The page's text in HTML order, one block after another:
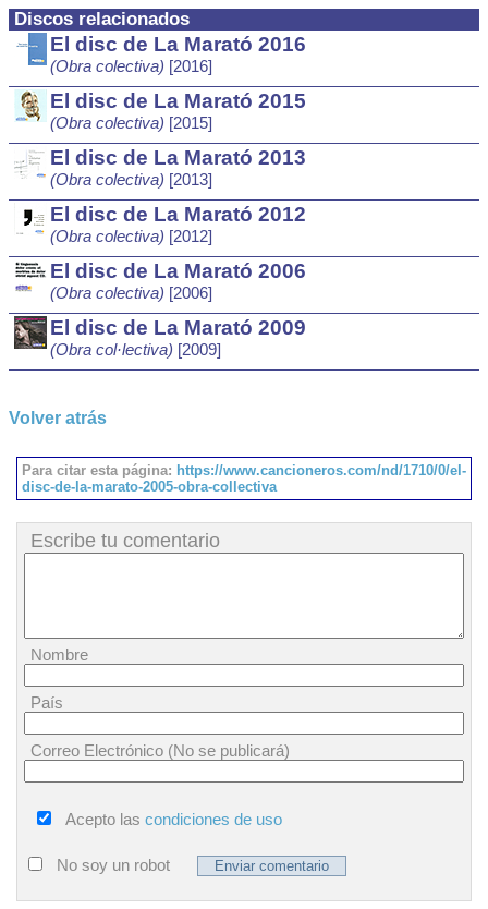
Discos relacionados
El disc de La Marató 2016
(Obra colectiva) [2016]
El disc de La Marató 2015
(Obra colectiva) [2015]
El disc de La Marató 2013
(Obra colectiva) [2013]
El disc de La Marató 2012
(Obra colectiva) [2012]
El disc de La Marató 2006
(Obra colectiva) [2006]
El disc de La Marató 2009
(Obra col·lectiva) [2009]
Volver atrás
Para citar esta página: https://www.cancioneros.com/nd/1710/0/el-
disc-de-la-marato-2005-obra-collectiva
Escribe tu comentario
Nombre
País
Correo Electrónico (No se publicará)
Acepto las condiciones de uso
No soy un robot